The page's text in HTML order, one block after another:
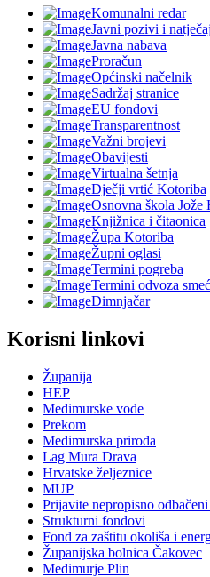
Komunalni redar
Javni pozivi i
Javna nabava
Proračun
Općinski načelnik
Sadržaj stranice
EU fondovi
Transparentnost
Važni brojevi
Obavijesti
Virtualna šetnja
Dječji vrtić Kotoriba
Osnovna škola Jože
Knjižnica i čitaonica
Župa Kotoriba
Župni oglasi
Termini pogreba
Termini odvoza
Dimnjačar
Korisni linkovi
Županija
HEP
Međimurske vode
Prekom
Međimurska priroda
Lag Mura Drava
Hrvatske željeznice
MUP
Prijavite nepropisno
Strukturni fondovi
Fond za zaštitu okoliša i
Županijska bolnica Čakovec
Međimurje Plin